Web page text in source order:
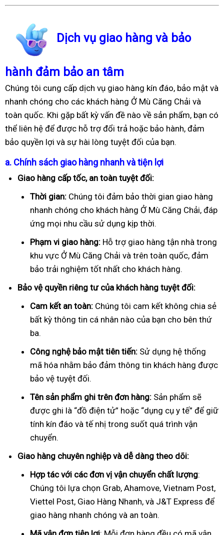
Dịch vụ giao hàng và bảo
hành đảm bảo an tâm
Chúng tôi cung cấp dịch vụ giao hàng kín đáo, bảo mật và
nhanh chóng cho các khách hàng Ở Mù Căng Chải và
toàn quốc. Khi gặp bất kỳ vấn đề nào về sản phẩm, bạn có
thể liên hệ để được hỗ trợ đổi trả hoặc bảo hành, đảm
bảo quyền lợi và sự hài lòng tuyệt đối của bạn.
a. Chính sách giao hàng nhanh và tiện lợi
Giao hàng cấp tốc, an toàn tuyệt đối:
Thời gian: Chúng tôi đảm bảo thời gian giao hàng
nhanh chóng cho khách hàng Ở Mù Căng Chải, đáp
ứng mọi nhu cầu sử dụng kịp thời.
Phạm vi giao hàng: Hỗ trợ giao hàng tận nhà trong
khu vực Ở Mù Căng Chải và trên toàn quốc, đảm
bảo trải nghiệm tốt nhất cho khách hàng.
Bảo vệ quyền riêng tư của khách hàng tuyệt đối:
Cam kết an toàn: Chúng tôi cam kết không chia sẻ
bất kỳ thông tin cá nhân nào của bạn cho bên thứ
ba.
Công nghệ bảo mật tiên tiến: Sử dụng hệ thống
mã hóa nhằm bảo đảm thông tin khách hàng được
bảo vệ tuyệt đối.
Tên sản phẩm ghi trên đơn hàng: Sản phẩm sẽ
được ghi là “đồ điện tử” hoặc “dụng cụ y tế” để giữ
tính kín đáo và tế nhị trong suốt quá trình vận
chuyển.
Giao hàng chuyên nghiệp và dễ dàng theo dõi:
Hợp tác với các đơn vị vận chuyển chất lượng:
Chúng tôi lựa chọn Grab, Ahamove, Vietnam Post,
Viettel Post, Giao Hàng Nhanh, và J&T Express để
giao hàng nhanh chóng và an toàn.